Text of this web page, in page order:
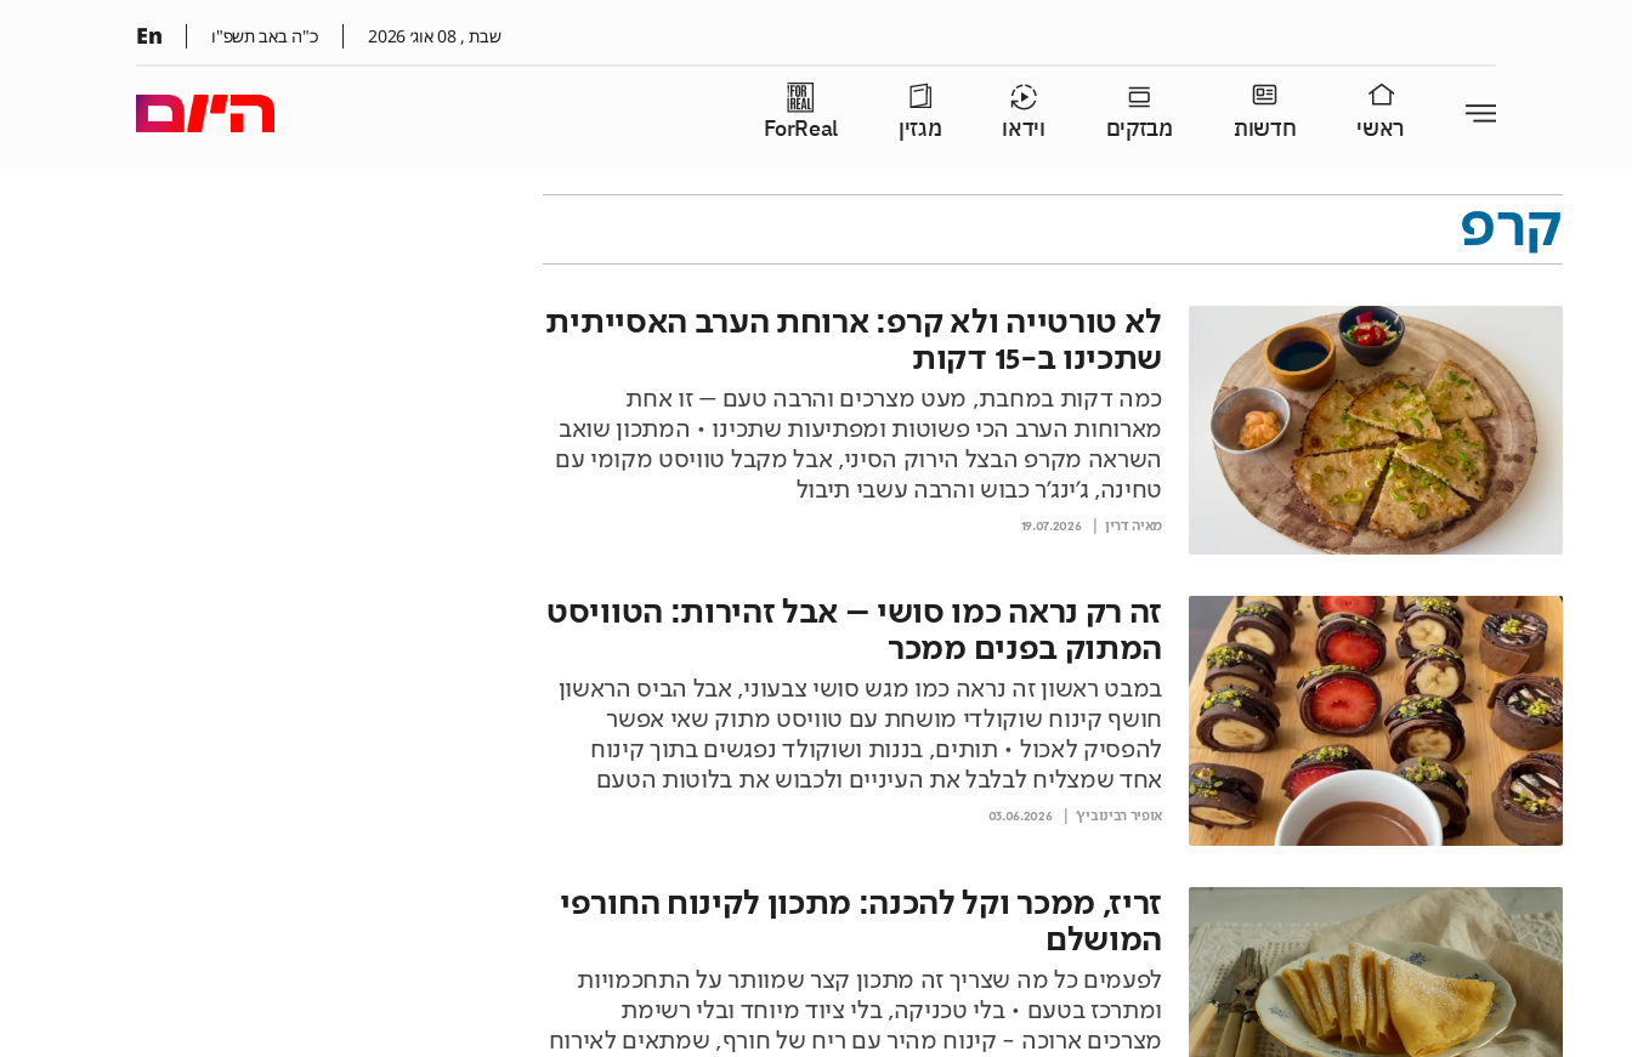
שבת , 08אוג׳ 2026 כ"ה באב תשפ"ו En
ראשי חדשות מבזקים וידאו מגזין ForReal
קרפ
לא טורטייה ולא קרפ: ארוחת הערב האסייתית
שתכינו ב-15 דקות
כמה דקות במחבת, מעט מצרכים והרבה טעם – זו אחת
מארוחות הערב הכי פשוטות ומפתיעות שתכינו • המתכון שואב
השראה מקרפ הבצל הירוק הסיני, אבל מקבל טוויסט מקומי עם
טחינה, ג'ינג'ר כבוש והרבה עשבי תיבול
מאיה דרין 19.07.2026
זה רק נראה כמו סושי – אבל זהירות: הטוויסט
המתוק בפנים ממכר
במבט ראשון זה נראה כמו מגש סושי צבעוני, אבל הביס הראשון
חושף קינוח שוקולדי מושחת עם טוויסט מתוק שאי אפשר
להפסיק לאכול • תותים, בננות ושוקולד נפגשים בתוך קינוח
אחד שמצליח לבלבל את העיניים ולכבוש את בלוטות הטעם
אופיר רבינוביץ' 03.06.2026
זריז, ממכר וקל להכנה: מתכון לקינוח החורפי
המושלם
לפעמים כל מה שצריך זה מתכון קצר שמוותר על התחכמויות
ומתרכז בטעם • בלי טכניקה, בלי ציוד מיוחד ובלי רשימת
מצרכים ארוכה - קינוח מהיר עם ריח של חורף, שמתאים לאירוח